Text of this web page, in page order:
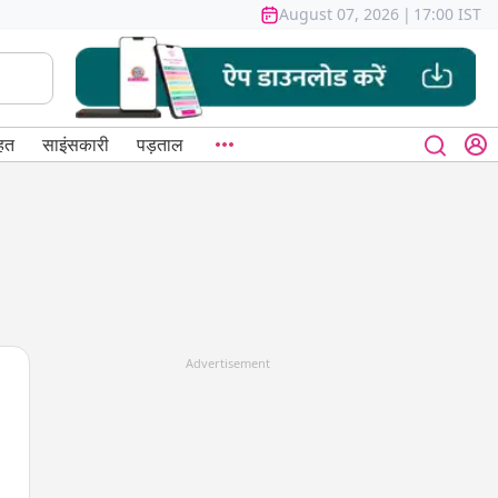
August 07, 2026 | 17:00 IST
साइंसकारी पड़ताल
Advertisement